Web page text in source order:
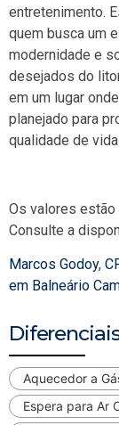
entretenimento.
quem busca um
modernidade e
desejados do
em um lugar
planejado para
qualidade de
Os valores
Consulte a
Marcos Godoy,
em Balneário
Aquecedor a
Espera para Ar